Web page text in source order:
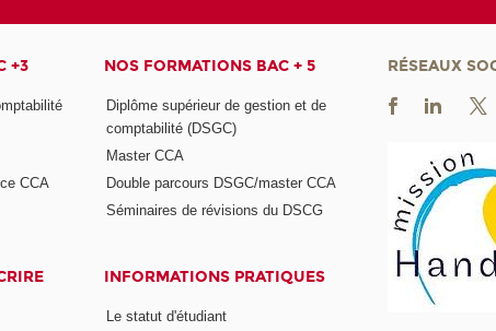
+3
CCA
NOS FORMATIONS BAC + 5
Diplôme supérieur de gestion et de
comptabilité (DSGC)
Master CCA
Double parcours DSGC/master CCA
Séminaires de révisions du DSCG
INFORMATIONS PRATIQUES
Le statut d'étudiant
RÉSEAUX